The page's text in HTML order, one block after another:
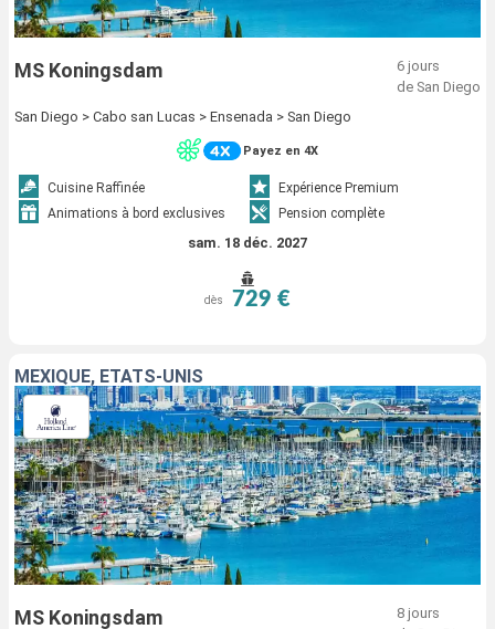
MS Koningsdam
6 jours
de San Diego
San Diego > Cabo san Lucas > Ensenada > San Diego
Payez en 4X
Cuisine Raffinée
Expérience Premium
Animations à bord exclusives
Pension complète
sam. 18 déc. 2027
dès 729 €
MEXIQUE, ÉTATS-UNIS
MS Koningsdam
8 jours